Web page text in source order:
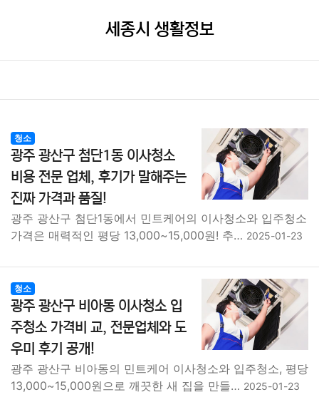
세종시 생활정보
청소
광주 광산구 첨단1동 이사청소
비용 전문 업체, 후기가 말해주는
진짜 가격과 품질!
광주 광산구 첨단1동에서 민트케어의 이사청소와 입주청소
가격은 매력적인 평당 13,000~15,000원! 추… 2025-01-23
청소
광주 광산구 비아동 이사청소 입
주청소 가격비 교, 전문업체와 도
우미 후기 공개!
광주 광산구 비아동의 민트케어 이사청소와 입주청소, 평당
13,000~15,000원으로 깨끗한 새 집을 만들… 2025-01-23